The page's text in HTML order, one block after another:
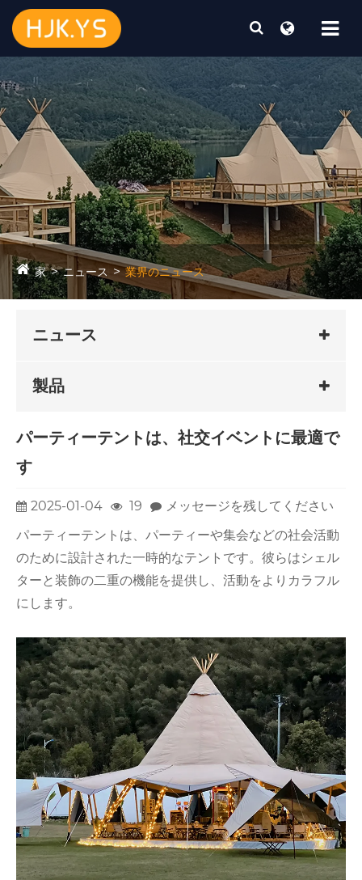
家 ニュース 業界のニュース
ニュース
製品
パーティーテントは、社交イベントに最適で
す
2025-01-04 19
メッセージを残してください
パーティーテントは、パーティーや集会などの社会活動
のために設計された一時的なテントです。彼らはシェル
ターと装飾の二重の機能を提供し、活動をよりカラフル
にします。